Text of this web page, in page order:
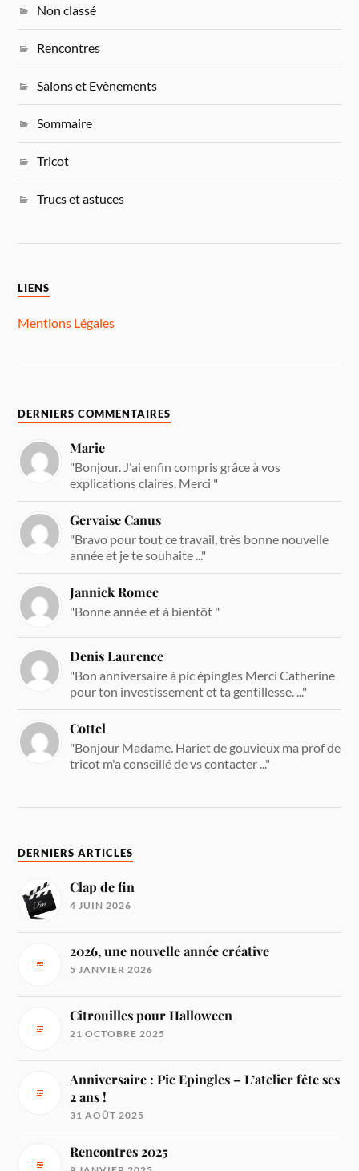
Non classé
Rencontres
Salons et Evènements
Sommaire
Tricot
Trucs et astuces
LIENS
Mentions Légales
DERNIERS COMMENTAIRES
Marie
"Bonjour. J'ai enfin compris grâce à vos
explications claires. Merci "
Gervaise Canus
"Bravo pour tout ce travail, très bonne nouvelle
année et je te souhaite ..."
Jannick Romec
"Bonne année et à bientôt "
Denis Laurence
"Bon anniversaire à pic épingles Merci Catherine
pour ton investissement et ta gentillesse. ..."
Cottel
"Bonjour Madame. Hariet de gouvieux ma prof de
tricot m'a conseillé de vs contacter ..."
DERNIERS ARTICLES
Clap de fin
4 JUIN 2026
2026, une nouvelle année créative
5 JANVIER 2026
Citrouilles pour Halloween
21 OCTOBRE 2025
Anniversaire : Pic Epingles – L’atelier fête ses
2 ans !
31 AOÛT 2025
Rencontres 2025